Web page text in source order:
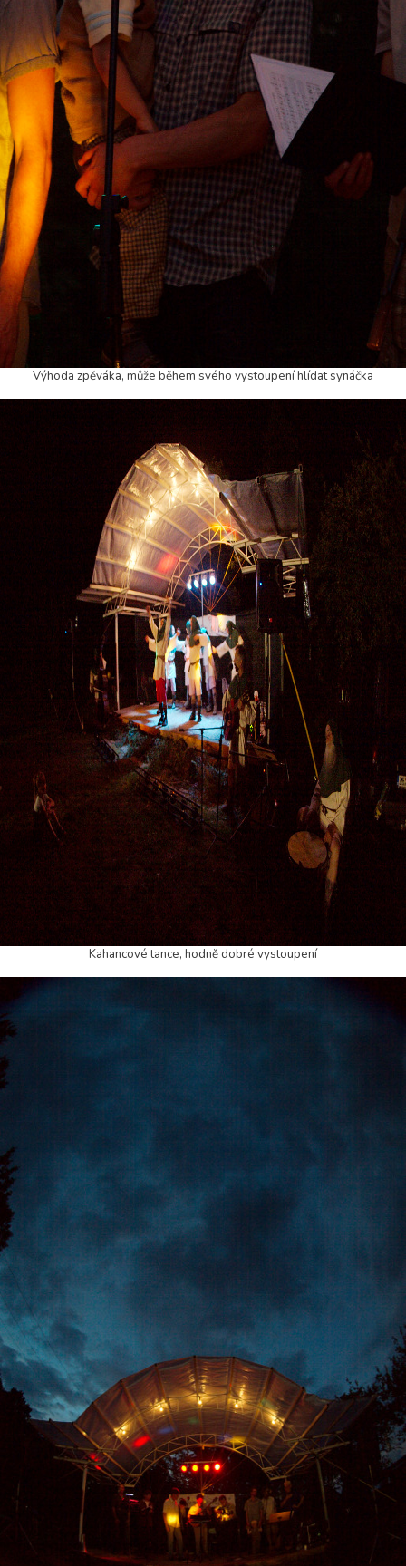
Výhoda zpěváka, může během svého vystoupení hlídat synáčka
Kahancové tance, hodně dobré vystoupení